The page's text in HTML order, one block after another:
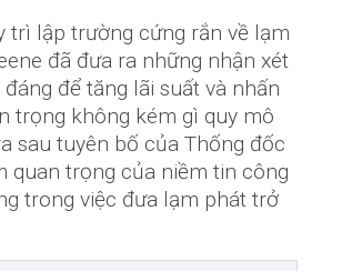
trì lập trường cứng rắn về lạm
đã đưa ra những nhận xét
để tăng lãi suất và nhấn
trọng không kém gì quy mô
sau tuyên bố của Thống đốc
quan trọng của niềm tin công
trong việc đưa lạm phát trở